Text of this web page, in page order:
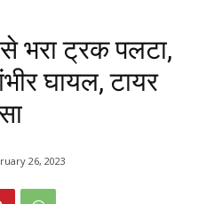
भरा ट्रक पलटा,
घायल, टायर
26, 2023